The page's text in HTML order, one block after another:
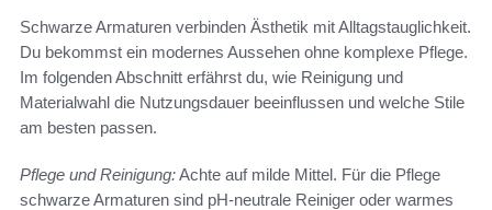
Schwarze Armaturen verbinden Ästhetik mit Alltagstauglichkeit.
Du bekommst ein modernes Aussehen ohne komplexe Pflege.
Im folgenden Abschnitt erfährst du, wie Reinigung und
Materialwahl die Nutzungsdauer beeinflussen und welche Stile
am besten passen.
Pflege und Reinigung:Achte auf milde Mittel. Für die Pflege
schwarze Armaturen sind pH-neutrale Reiniger oder warmes